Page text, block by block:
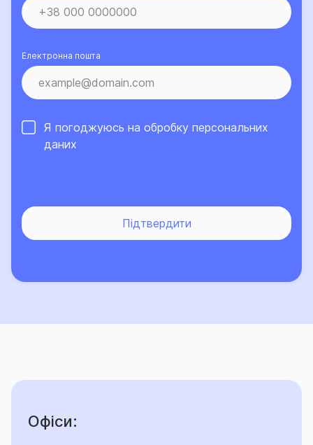
Електронна пошта
Я погоджуюсь на обробку персональних
даних
Підтвердити
Офіси: